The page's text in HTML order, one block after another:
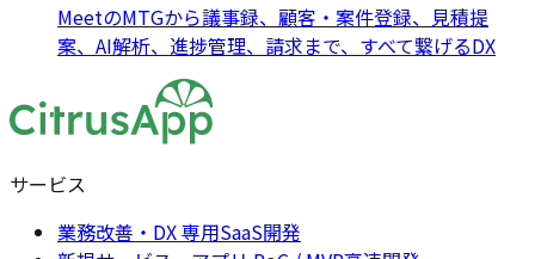
MeetのMTGから議事録、顧客・案件登録、見積提
案、AI解析、進捗管理、請求まで、すべて繋げるDX
サービス
業務改善・DX 専用SaaS開発